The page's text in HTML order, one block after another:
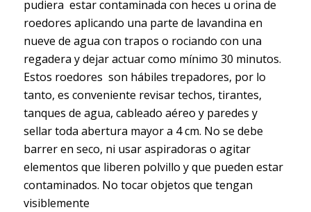
pudiera estar contaminada con heces u orina de
roedores aplicando una parte de lavandina en
nueve de agua con trapos o rociando con una
regadera y dejar actuar como mínimo 30 minutos.
Estos roedores son hábiles trepadores, por lo
tanto, es conveniente revisar techos, tirantes,
tanques de agua, cableado aéreo y paredes y
sellar toda abertura mayor a 4 cm. No se debe
barrer en seco, ni usar aspiradoras o agitar
elementos que liberen polvillo y que pueden estar
contaminados. No tocar objetos que tengan
visiblemente